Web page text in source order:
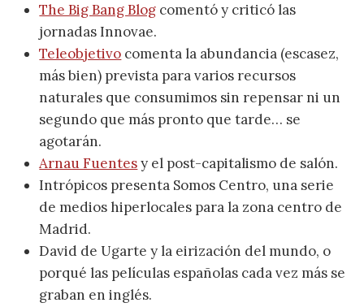
The Big Bang Blog comentó y criticó las
jornadas Innovae.
Teleobjetivo comenta la abundancia (escasez,
más bien) prevista para varios recursos
naturales que consumimos sin repensar ni un
segundo que más pronto que tarde… se
agotarán.
Arnau Fuentesy el post-capitalismo de salón.
Intrópicos presenta Somos Centro, una serie
de medios hiperlocales para la zona centro de
Madrid.
David de Ugarte y la eirización del mundo, o
porqué las películas españolas cada vez más se
graban en inglés.